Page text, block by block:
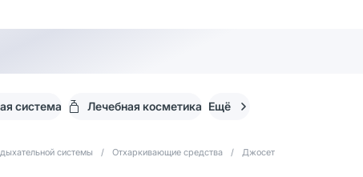
система Лечебная косметика Ещё
системы / Отхаркивающие средства / Джосет